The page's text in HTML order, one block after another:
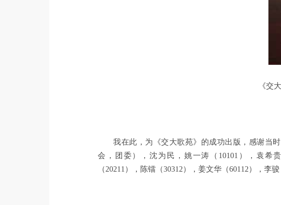
《交
我在此，为《交大歌苑》的成功出版，感谢当
会，团委），沈为民，姚一涛（10101），袁希
（20211），陈镭（30312），姜文华（60112），